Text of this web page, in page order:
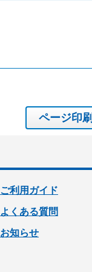
ページ印刷
ご利用ガイド
よくある質問
お知らせ